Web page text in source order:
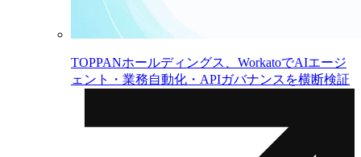
TOPPANホールディングス、WorkatoでAIエージ
ェント・業務自動化・APIガバナンスを横断検証